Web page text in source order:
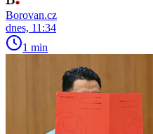
Borovan.cz
dnes, 11:34
1 min